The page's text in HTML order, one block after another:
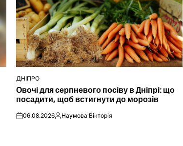
ОПУБЛІКУВАТИ
У
ДНІПРО
Овочі для серпневого посіву в Дніпрі: що
посадити, щоб встигнути до морозів
on06.08.2026Опубліковано
Наумова Вікторія